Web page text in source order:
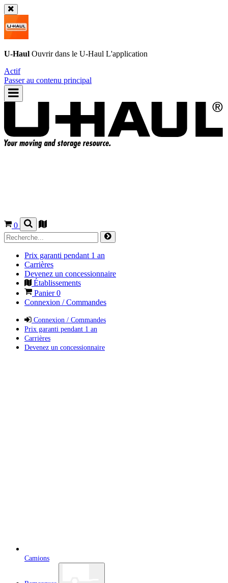
U-Haul Ouvrir dans le U-Haul L'application
Actif
Passer au contenu principal
0
Prix garanti pendant 1 an
Carrières
Devenez un concessionnaire
Établissements
Panier0
Connexion / Commandes
Connexion / Commandes
Prix garanti pendant 1 an
Carrières
Devenez un concessionnaire
Camions